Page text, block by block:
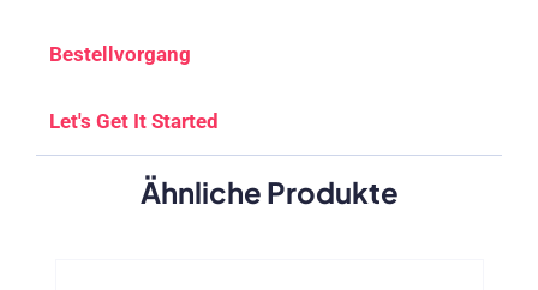
Bestellvorgang
Let's Get It Started
Ähnliche Produkte